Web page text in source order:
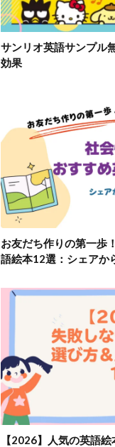
サンリオ英語サンプル
効果
お友だち作りの第一歩
語絵本12選：シェアか
【2026】人気の英語